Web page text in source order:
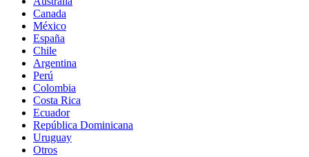
Canada
México
España
Chile
Argentina
Perú
Colombia
Costa Rica
Ecuador
República Dominicana
Uruguay
Otros